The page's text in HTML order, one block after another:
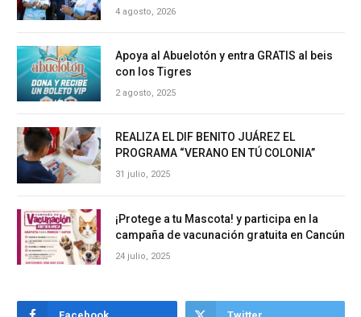
4 agosto, 2026
Apoya al Abuelotón y entra GRATIS al beis
con los Tigres
2 agosto, 2025
REALIZA EL DIF BENITO JUÁREZ EL
PROGRAMA “VERANO EN TÚ COLONIA”
31 julio, 2025
¡Protege a tu Mascota! y participa en la
campaña de vacunación gratuita en Cancún
24 julio, 2025